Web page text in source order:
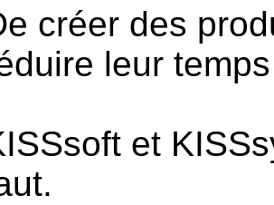
créer des
leur
et